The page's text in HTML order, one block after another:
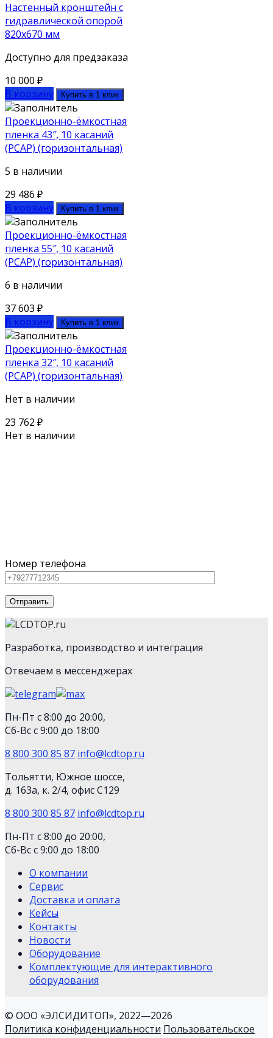
Настенный кронштейн с
гидравлической опорой
820х670 мм
Доступно для предзаказа
10 000 ₽
В корзину
Купить в 1 клик
Проекционно-ёмкостная
пленка 43″, 10 касаний
(PCAP) (горизонтальная)
5 в наличии
29 486 ₽
В корзину
Купить в 1 клик
Проекционно-ёмкостная
пленка 55″, 10 касаний
(PCAP) (горизонтальная)
6 в наличии
37 603 ₽
В корзину
Купить в 1 клик
Проекционно-ёмкостная
пленка 32″, 10 касаний
(PCAP) (горизонтальная)
Нет в наличии
23 762 ₽
Нет в наличии
Номер телефона
Разработка, производство и интеграция
Отвечаем в мессенджерах
Пн-Пт с 8:00 до 20:00,
Сб-Вс с 9:00 до 18:00
8 800 300 85 87 info@lcdtop.ru
Тольятти, Южное шоссе,
д. 163а, к. 2/4, офис С129
8 800 300 85 87 info@lcdtop.ru
Пн-Пт с 8:00 до 20:00,
Сб-Вс с 9:00 до 18:00
О компании
Сервис
Доставка и оплата
Кейсы
Контакты
Новости
Оборудование
Комплектующие для интерактивного
оборудования
© ООО «ЭЛСИДИТОП», 2022—2026
Политика конфиденциальности Пользовательское